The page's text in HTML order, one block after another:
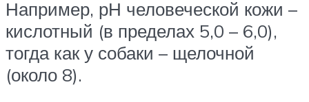
Например, рН человеческой кожи –
кислотный (в пределах 5,0 – 6,0),
тогда как у собаки – щелочной
(около 8).